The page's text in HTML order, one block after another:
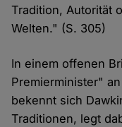
Tradition, Autorität
Welten." (S. 305)
In einem offenen
Premierminister"
bekennt sich
Traditionen, legt